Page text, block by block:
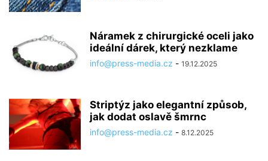
Náramek z chirurgické oceli jako
ideální dárek, který nezklame
info@press-media.cz - 19.12.2025
Striptýz jako elegantní způsob,
jak dodat oslavě šmrnc
info@press-media.cz - 8.12.2025